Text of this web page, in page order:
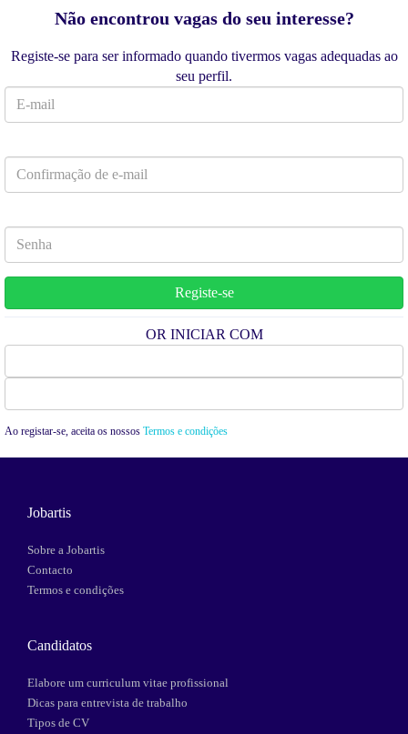
Não encontrou vagas do seu interesse?
Registe-se para ser informado quando tivermos vagas adequadas ao
seu perfil.
OR INICIAR COM
Ao registar-se, aceita os nossos Termos e condições
Jobartis
Sobre a Jobartis
Contacto
Termos e condições
Candidatos
Elabore um curriculum vitae profissional
Dicas para entrevista de trabalho
Tipos de CV